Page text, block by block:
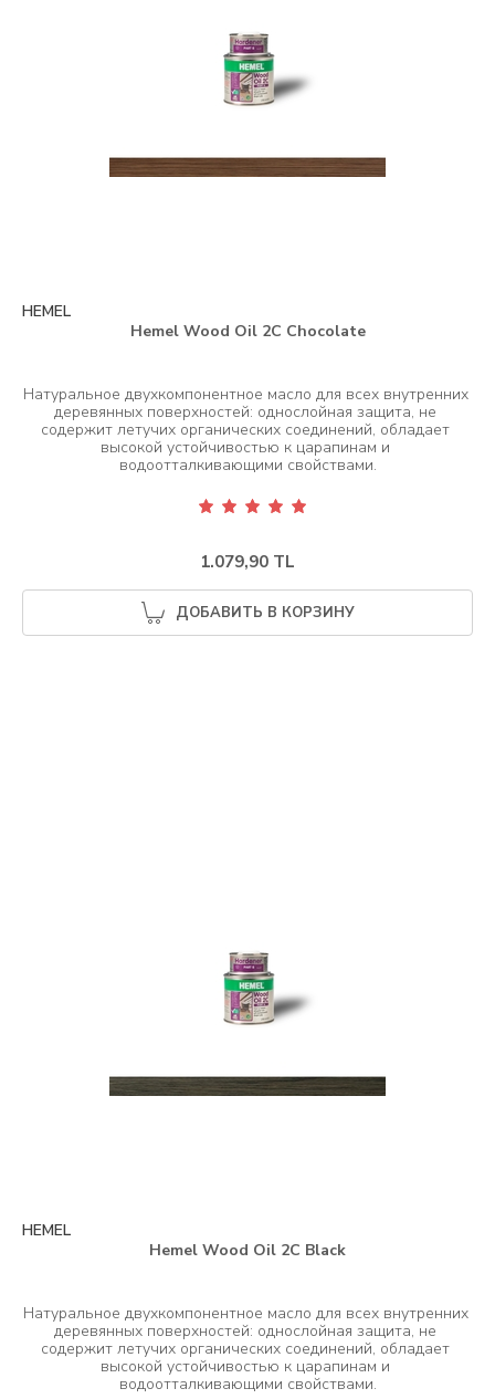
HEMEL
Hemel Wood Oil 2C Chocolate
Натуральное двухкомпонентное масло для всех внутренних
деревянных поверхностей: однослойная защита, не
содержит летучих органических соединений, обладает
высокой устойчивостью к царапинам и
1.079,90 TL
ДОБАВИТЬ В КОРЗИНУ
HEMEL
Hemel Wood Oil 2C Black
Натуральное двухкомпонентное масло для всех внутренних
деревянных поверхностей: однослойная защита, не
содержит летучих органических соединений, обладает
высокой устойчивостью к царапинам и